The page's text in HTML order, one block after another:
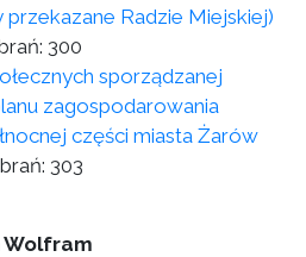
przekazane Radzie Miejskiej)
300
sporządzanej
zagospodarowania
części miasta Żarów
303
Wolfram